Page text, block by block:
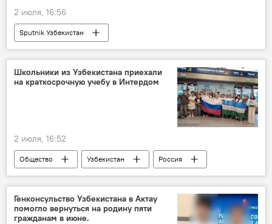
2 июля, 16:56
Sputnik Узбекистан
Школьники из Узбекистана приехали
на краткосрочную учебу в Интердом
2 июля, 16:52
Общество Узбекистан
Россия
сотрудничество
Образование
школьники программа
Генконсульство Узбекистана в Актау
помогло вернуться на родину пяти
гражданам в июне.